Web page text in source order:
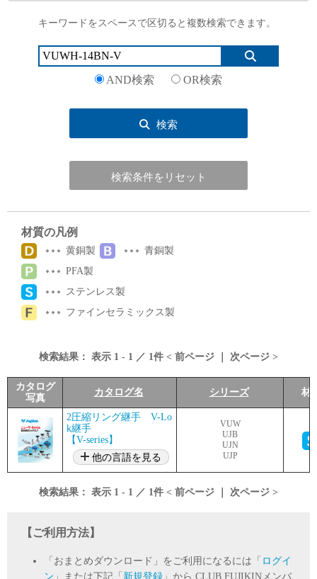
お問い合わせ
キーワードをスペースで区切ると複数検索できます。
AND検索 OR検索
検索
検索条件をリセット
材質の凡例
黄銅製
青銅製
PFA製
ステンレス製
ファインセラミックス製
検索結果： 表示 1 - 1 ／ 1件 < 前ページ 次ページ >
カタログ
写真
カタログ名 シリーズ 材
2圧縮リング継手 V-Lo
k継手
【V-series】
他の言語を見る
VUW
UJB
UJN
UJP
検索結果： 表示 1 - 1 ／ 1件 < 前ページ 次ページ >
【ご利用方法】
「おまとめダウンロード」をご利用になるには「 ログイ
ン 」または下記「 新規登録 」から CLUB FUJIKINメンバ